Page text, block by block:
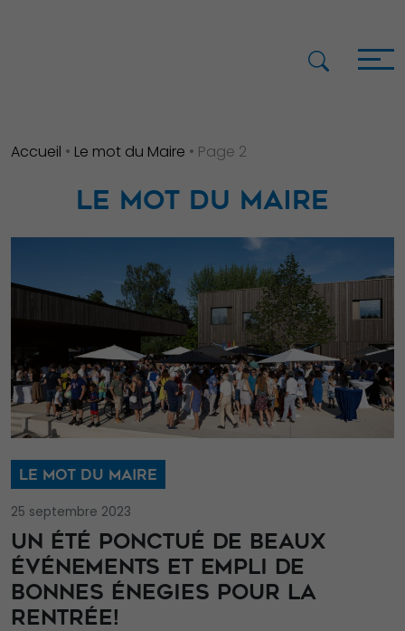
Accueil • Le mot du Maire • Page 2
LE MOT DU MAIRE
LE MOT DU MAIRE
25 septembre 2023
UN ÉTÉ PONCTUÉ DE BEAUX
ÉVÉNEMENTS ET EMPLI DE
BONNES ÉNEGIES POUR LA
RENTRÉE!